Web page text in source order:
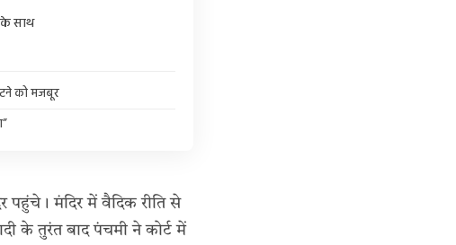
के साथ
को मजबूर
पहुंचे। मंदिर में वैदिक रीति से
के तुरंत बाद पंचमी ने कोर्ट में